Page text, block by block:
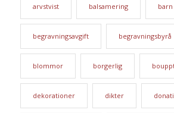
arvstvist balsamering barn
begravningsavgift begravningsbyrå
blommor borgerlig
dekorationer dikter